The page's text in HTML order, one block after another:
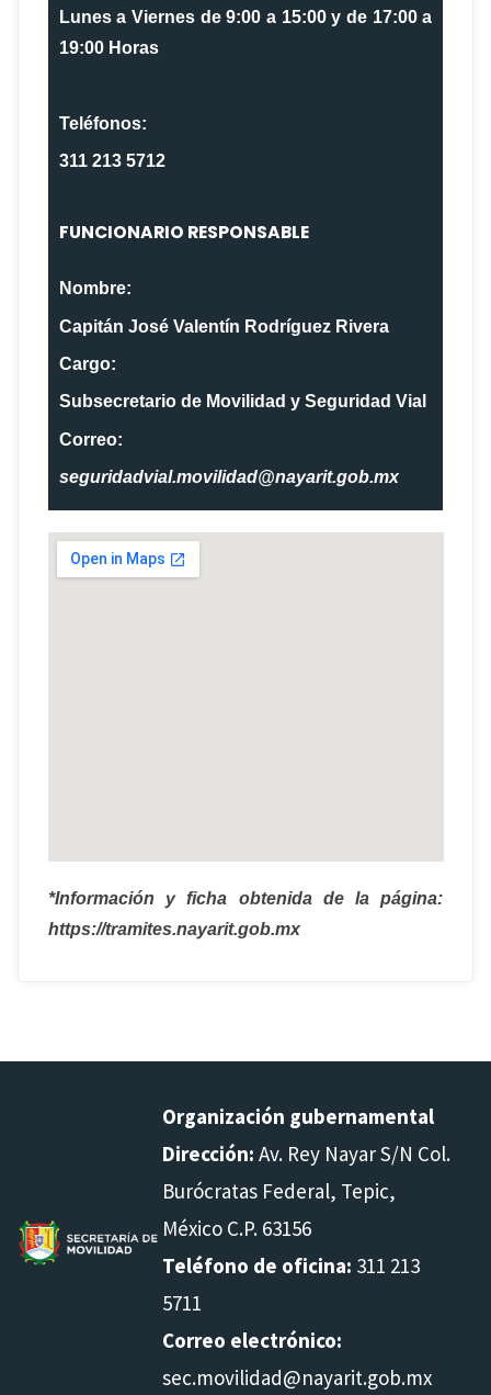
Lunes a Viernes de 9:00 a 15:00 y de 17:00 a
19:00 Horas
Teléfonos:
311 213 5712
FUNCIONARIO RESPONSABLE
Nombre:
Capitán José Valentín Rodríguez Rivera
Cargo:
Subsecretario de Movilidad y Seguridad Vial
Correo:
seguridadvial.movilidad@nayarit.gob.mx
*Información y ficha obtenida de la página:
https://tramites.nayarit.gob.mx
Organización gubernamental
Dirección: Av. Rey Nayar S/N Col.
Burócratas Federal, Tepic,
México C.P. 63156
Teléfono de oficina: 311 213
5711
Correo electrónico:
sec.movilidad@nayarit.gob.mx